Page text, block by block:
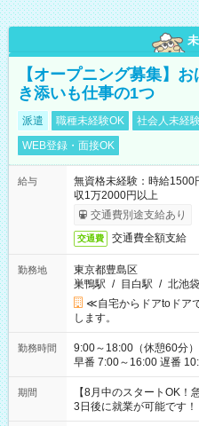
【オープニング募集】
き添いも仕事の1つ
派遣 職種未経験OK 社会人未経
WEB登録・面接OK
給与
無資格未経験：時給
収1万2000円以上
交通費別途支給あり
交通費 交通費全額支給
勤務地
東京都豊島区
巣鴨駅 / 目白駅 / 北池
≪自宅からドアtoドア
します。
勤務時間
9:00～18:00（休憩60分） ■ご希望があれば下記シフトもOK！
早番 7:00～16:00 遅番
と休みを合わせたい」 「
「できれば残業はした
ね。 ※Wワーク希望の方へ 今ご覧のお仕事で希望する勤務時間
と、もう1つのお仕事の
期間
【8月中のスタートOK
3日後に就業が可能です！